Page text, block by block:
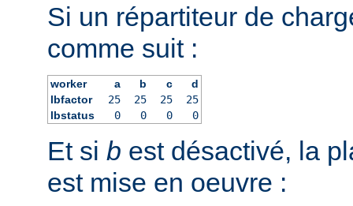
Si un répartiteur de
comme suit :
worker a b c
d
lbfactor
25 25 25
25
lbstatus
0 0 0 0
Et si b est désactivé, la
est mise en oeuvre :